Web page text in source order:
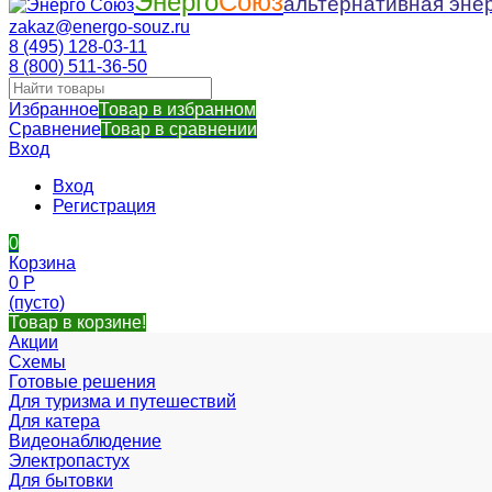
zakaz@energo-souz.ru
8 (495) 128-03-11
8 (800) 511-36-50
ИзбранноеТовар в избранном
СравнениеТовар в сравнении
Вход
Вход
Регистрация
0
Корзина
0 Р
(пусто)
Товар в корзине!
Акции
Схемы
Готовые решения
Для туризма и путешествий
Для катера
Видеонаблюдение
Электропастух
Для бытовки